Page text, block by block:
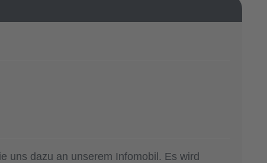
uns dazu an unserem Infomobil. Es wird